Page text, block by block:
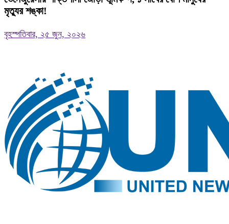
মৃত্যুর শঙ্কা!
বৃহস্পতিবার, ২৫ জুন, ২০২৬